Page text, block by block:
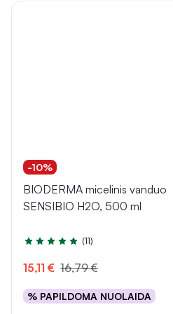
-10%
BIODERMA micelinis vanduo
SENSIBIO H2O, 500 ml
Įvertinimas 5.0 iš 5
(11)
15,11 € 16,79 €
% PAPILDOMA NUOLAIDA